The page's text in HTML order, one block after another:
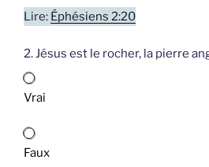
Lire: Éphésiens 2:20
2. Jésus est le rocher, la pierre
Vrai
Faux